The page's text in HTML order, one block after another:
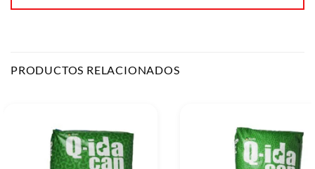
PRODUCTOS RELACIONADOS